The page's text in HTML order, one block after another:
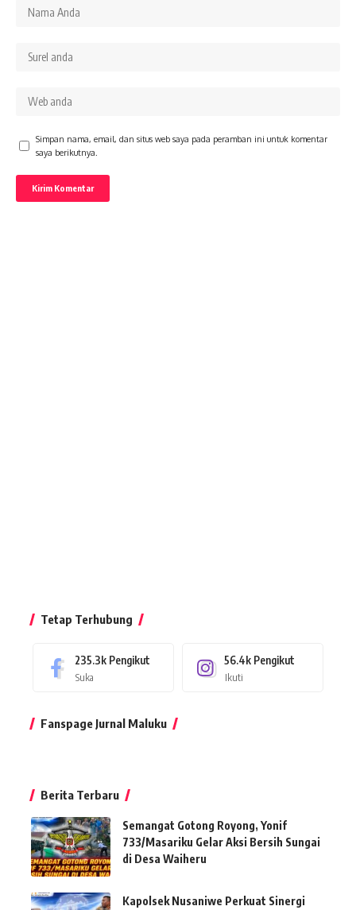
Simpan nama, email, dan situs web saya pada peramban ini untuk komentar
saya berikutnya.
Tetap Terhubung
235.3k Pengikut
Suka
56.4k Pengikut
Ikuti
Fanspage Jurnal Maluku
Berita Terbaru
Semangat Gotong Royong, Yonif
733/Masariku Gelar Aksi Bersih Sungai
di Desa Waiheru
Kapolsek Nusaniwe Perkuat Sinergi